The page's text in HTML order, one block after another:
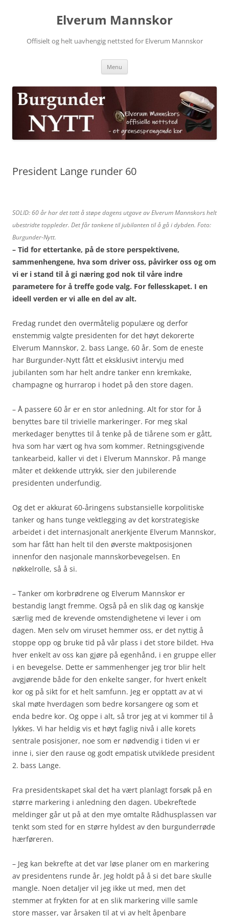
Elverum Mannskor
Offisielt og helt uavhengig nettsted for Elverum Mannskor
Menu
President Lange runder 60
SOLID: 60 år har det tatt å støpe dagens utgave av Elverum Mannskors helt
ubestridte toppleder. Det får tankene til jubilanten til å gå i dybden. Foto:
Burgunder-Nytt.
– Tid for ettertanke, på de store perspektivene,
sammenhengene, hva som driver oss, påvirker oss og om
vi er i stand til å gi næring god nok til våre indre
parametere for å treffe gode valg. For fellesskapet. I en
ideell verden er vi alle en del av alt.
Fredag rundet den overmåtelig populære og derfor
enstemmig valgte presidenten for det høyt dekorerte
Elverum Mannskor, 2. bass Lange, 60 år. Som de eneste
har Burgunder-Nytt fått et eksklusivt intervju med
jubilanten som har helt andre tanker enn kremkake,
champagne og hurrarop i hodet på den store dagen.
– Å passere 60 år er en stor anledning. Alt for stor for å
benyttes bare til trivielle markeringer. For meg skal
merkedager benyttes til å tenke på de tiårene som er gått,
hva som har vært og hva som kommer. Retningsgivende
tankearbeid, kaller vi det i Elverum Mannskor. På mange
måter et dekkende uttrykk, sier den jubilerende
presidenten underfundig.
Og det er akkurat 60-åringens substansielle korpolitiske
tanker og hans tunge vektlegging av det korstrategiske
arbeidet i det internasjonalt anerkjente Elverum Mannskor,
som har fått han helt til den øverste maktposisjonen
innenfor den nasjonale mannskorbevegelsen. En
nøkkelrolle, så å si.
– Tanker om korbrødrene og Elverum Mannskor er
bestandig langt fremme. Også på en slik dag og kanskje
særlig med de krevende omstendighetene vi lever i om
dagen. Men selv om viruset hemmer oss, er det nyttig å
stoppe opp og bruke tid på vår plass i det store bildet. Hva
hver enkelt av oss kan gjøre på egenhånd, i en gruppe eller
i en bevegelse. Dette er sammenhenger jeg tror blir helt
avgjørende både for den enkelte sanger, for hvert enkelt
kor og på sikt for et helt samfunn. Jeg er opptatt av at vi
skal møte hverdagen som bedre korsangere og som et
enda bedre kor. Og oppe i alt, så tror jeg at vi kommer til å
lykkes. Vi har heldig vis et høyt faglig nivå i alle korets
sentrale posisjoner, noe som er nødvendig i tiden vi er
inne i, sier den rause og godt empatisk utviklede president
2. bass Lange.
Fra presidentskapet skal det ha vært planlagt forsøk på en
større markering i anledning den dagen. Ubekreftede
meldinger går ut på at den mye omtalte Rådhusplassen var
tenkt som sted for en større hyldest av den burgunderrøde
hærføreren.
– Jeg kan bekrefte at det var løse planer om en markering
av presidentens runde år. Jeg holdt på å si det bare skulle
mangle. Noen detaljer vil jeg ikke ut med, men det
stemmer at frykten for at en slik markering ville samle
store masser, var årsaken til at vi av helt åpenbare